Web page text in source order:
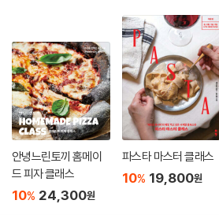
4. 파스타 요리 함께 즐기기
유명 파스타 레스토랑 추천
파스타 재료 구입처
안녕느린토끼 홈메이
드 피자 클래스
10% 24,300원
파스타 마스터 클래스
10% 19,800원